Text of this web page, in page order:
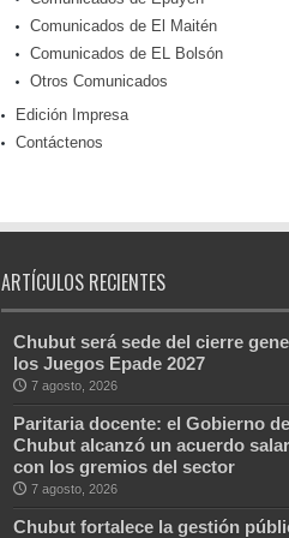
Comunicados de El Maitén
Comunicados de EL Bolsón
Otros Comunicados
Edición Impresa
Contáctenos
ARTÍCULOS RECIENTES
Chubut será sede del cierre
los Juegos Epade 2027
7 agosto, 2026
Paritaria docente: el Gobierno
Chubut alcanzó un acuerdo
con los gremios del sector
7 agosto, 2026
Chubut fortalece la gestión